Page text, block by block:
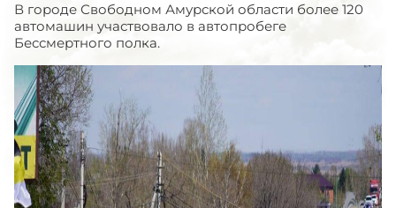
В городе Свободном Амурской области более 120
автомашин участвовало в автопробеге
Бессмертного полка.